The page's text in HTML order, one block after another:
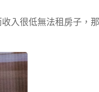
入很低無法租房子，